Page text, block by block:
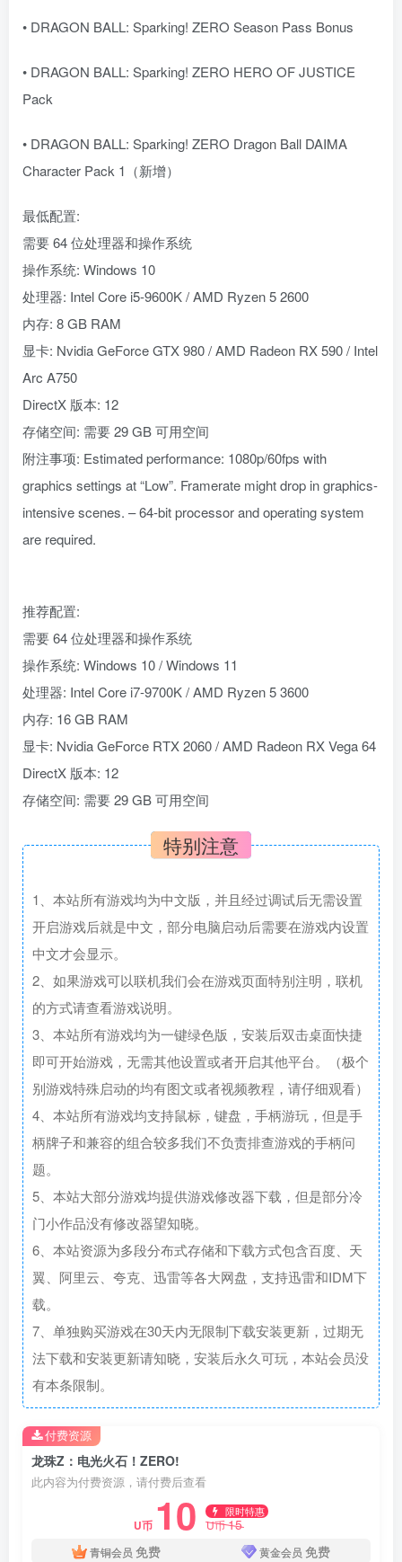
• DRAGON BALL: Sparking! ZERO Season Pass Bonus
• DRAGON BALL: Sparking! ZERO HERO OF JUSTICE
Pack
• DRAGON BALL: Sparking! ZERO Dragon Ball DAIMA
Character Pack 1（新增）
最低配置:
需要 64 位处理器和操作系统
操作系统: Windows 10
处理器: Intel Core i5-9600K / AMD Ryzen 5 2600
内存: 8 GB RAM
显卡: Nvidia GeForce GTX 980 / AMD Radeon RX 590 / Intel
Arc A750
DirectX 版本: 12
存储空间: 需要 29 GB 可用空间
附注事项: Estimated performance: 1080p/60fps with
graphics settings at “Low”. Framerate might drop in graphics-
intensive scenes. – 64-bit processor and operating system
are required.
推荐配置:
需要 64 位处理器和操作系统
操作系统: Windows 10 / Windows 11
处理器: Intel Core i7-9700K / AMD Ryzen 5 3600
内存: 16 GB RAM
显卡: Nvidia GeForce RTX 2060 / AMD Radeon RX Vega 64
DirectX 版本: 12
存储空间: 需要 29 GB 可用空间
特别注意
1、本站所有游戏均为中文版，并且经过调试后无需设置
开启游戏后就是中文，部分电脑启动后需要在游戏内设置
中文才会显示。
2、如果游戏可以联机我们会在游戏页面特别注明，联机
的方式请查看游戏说明。
3、本站所有游戏均为一键绿色版，安装后双击桌面快捷
即可开始游戏，无需其他设置或者开启其他平台。（极个
别游戏特殊启动的均有图文或者视频教程，请仔细观看）
4、本站所有游戏均支持鼠标，键盘，手柄游玩，但是手
柄牌子和兼容的组合较多我们不负责排查游戏的手柄问
题。
5、本站大部分游戏均提供游戏修改器下载，但是部分冷
门小作品没有修改器望知晓。
6、本站资源为多段分布式存储和下载方式包含百度、天
翼、阿里云、夸克、迅雷等各大网盘，支持迅雷和IDM下
载。
7、单独购买游戏在30天内无限制下载安装更新，过期无
法下载和安装更新请知晓，安装后永久可玩，本站会员没
有本条限制。
龙珠Z：电光火石！ZERO!
此内容为付费资源，请付费后查看
U币 10 限时特惠
U币15
青铜会员 免费 黄金会员 免费
付费资源